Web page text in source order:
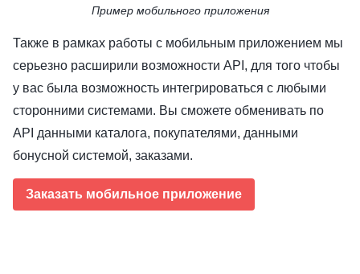
Пример мобильного приложения
Также в рамках работы с мобильным приложением мы
серьезно расширили возможности API, для того чтобы
у вас была возможность интегрироваться с любыми
сторонними системами. Вы сможете обменивать по
API данными каталога, покупателями, данными
бонусной системой, заказами.
Заказать мобильное приложение